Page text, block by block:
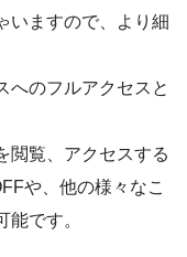
いますので、より細
へのフルアクセスと
閲覧、アクセスする
や、他の様々なこ
です。